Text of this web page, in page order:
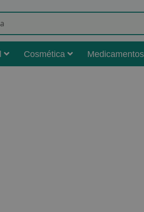
Cosmética Medicamentos